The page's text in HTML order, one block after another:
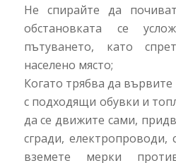
Не спирайте да
обстановката се
пътуването, като
населено място;
Когато трябва да
с подходящи обувки и
да се движите сами,
сгради, електропроводи,
вземете мерки